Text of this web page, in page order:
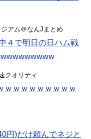
アム＠なんJまとめ
４で明日の日ハム戦
クオリティ
ｗｗｗｗｗｗｗｗｗ
円)だけ頼んでネジと